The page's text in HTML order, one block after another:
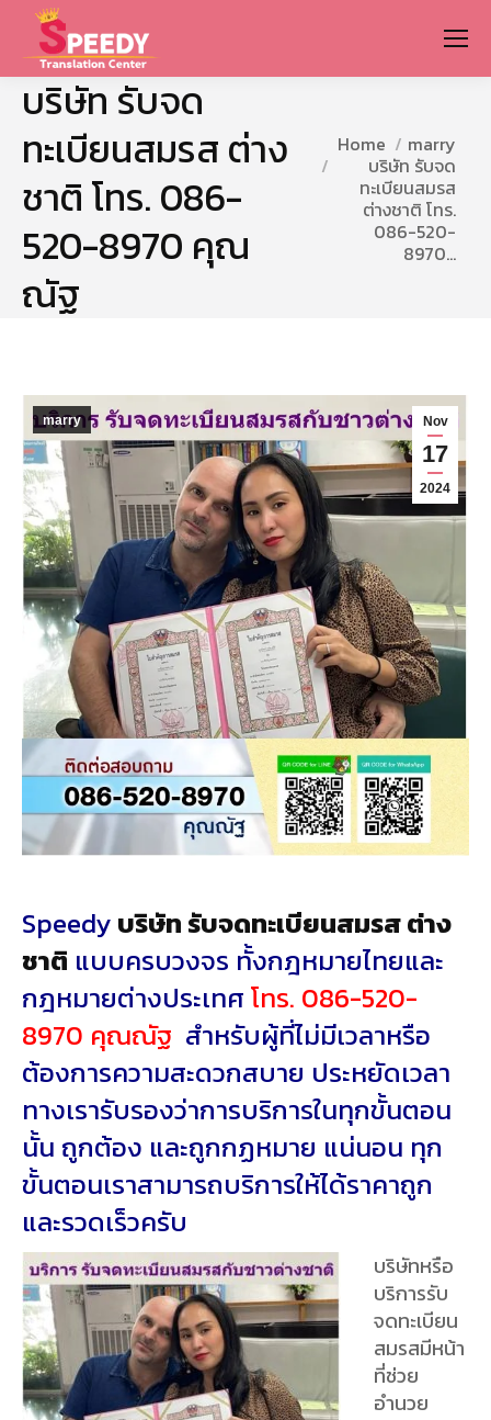
บริษัท รับจด
ทะเบียนสมรส ต่าง
ชาติ โทร. 086-
520-8970 คุณ
ณัฐ
You are here:
Home
marry
บริษัท รับจด
ทะเบียนสมรส
ต่างชาติ โทร.
086-520-
8970…
Nov
17
2024
marry
Speedy บริษัท รับจดทะเบียนสมรส ต่าง
ชาติ แบบครบวงจร ทั้งกฎหมายไทยและ
กฎหมายต่างประเทศ โทร. 086-520-
8970 คุณณัฐ สำหรับผู้ที่ไม่มีเวลาหรือ
ต้องการความสะดวกสบาย ประหยัดเวลา
ทางเรารับรองว่าการบริการในทุกขั้นตอน
นั้น ถูกต้อง และถูกกฏหมาย แน่นอน ทุก
ขั้นตอนเราสามารถบริการให้ได้ราคาถูก
และรวดเร็วครับ
บริษัทหรือ
บริการรับจดทะเบียนสมรสมีหน้าที่ช่วยอำนวยความสะดวก
ให้กับคู่สมรสที่ต้องการจดทะเบียน โดยเฉพาะกรณีที่คู่
สมรสคนใดคนหนึ่งเป็นชาวต่างชาติ ซึ่งมักมีขั้นตอน
เอกสารและข้อกำหนดที่ซับซ้อน หน้าที่หลักของบริษัทเหล่า
นี้รวมถึง: